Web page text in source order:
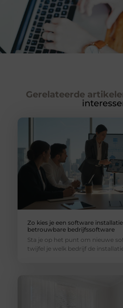
Gerelateerde
Zo kies je een software
betrouwbare bedrijfssoftware
Sta je op het punt om nieuwe
twijfel je welk bedrijf de